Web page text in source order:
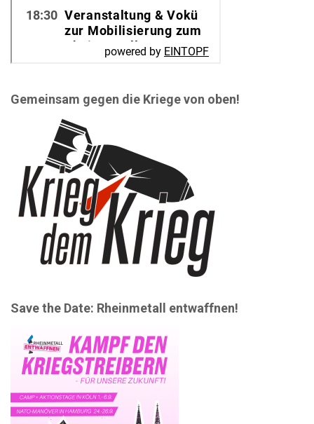
Gemeinsam gegen die Kriege von oben!
Save the Date: Rheinmetall entwaffnen!